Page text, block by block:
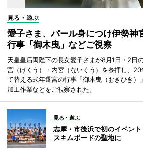
見る・遊ぶ
愛子さま、パール身につけ伊勢
行事「御木曳」などご視察
天皇皇后両陛下の長女愛子さまが8月1日・2日
宮（げくう）・内宮（ないくう）を参拝し、
て替える式年遷宮の行事「御木曳（おきひき）
加工作業などをご視察された。
見る・遊ぶ
志摩・市後浜で初のイベン
スキムボードの聖地に